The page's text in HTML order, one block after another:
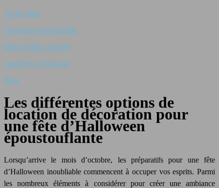
Art de table
Décoration noël insolite
Idées de déco de noël
Lumières et éclairage
Blog
Les différentes options de
location de décoration pour
une fête d’Halloween
époustouflante
Lorsqu’arrive le mois d’octobre, les préparatifs pour une fête
d’Halloween inoubliable commencent à occuper vos esprits. Parmi
les nombreux éléments à considérer pour créer une ambiance